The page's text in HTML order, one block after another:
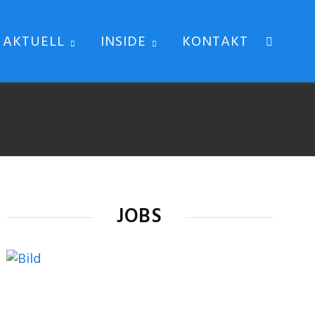
AKTUELL INSIDE KONTAKT
JOBS